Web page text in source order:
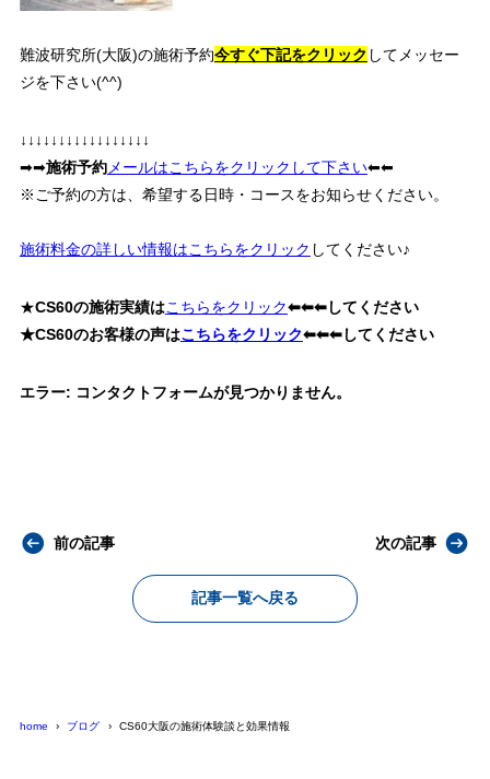
難波研究所(大阪)の施術予約今すぐ下記をクリック してメッセー
ジを下さい(^^)
↓↓↓↓↓↓↓↓↓↓↓↓↓↓↓↓↓
➡➡施術予約メールはこちらをクリックして下さい⬅⬅
※ご予約の方は、希望する日時・コースをお知らせください。
施術料金の詳しい情報はこちらをクリック してください♪
★CS60の施術実績はこちらをクリック⬅⬅⬅してください
★CS60のお客様の声はこちらをクリック⬅⬅⬅してください
エラー: コンタクトフォームが見つかりません。
前の記事
記事一覧へ戻る
次の記事
home ブログ CS60大阪の施術体験談と効果情報